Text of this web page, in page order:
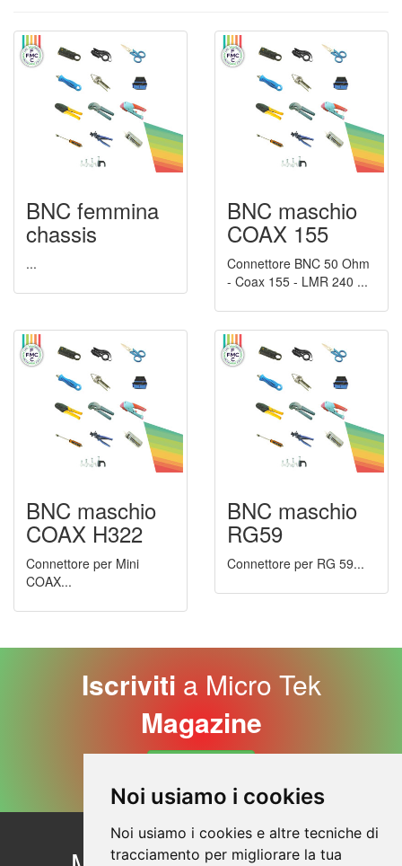
Noi usiamo i cookies
Noi usiamo i cookies e altre tecniche di
tracciamento per migliorare la tua
BNC femmina
chassis
...
BNC maschio
COAX 155
Connettore BNC 50 Ohm
- Coax 155 - LMR 240 ...
BNC maschio
COAX H322
Connettore per Mini
COAX...
BNC maschio
RG59
Connettore per RG 59...
Iscriviti a Micro Tek
Magazine
Contattaci